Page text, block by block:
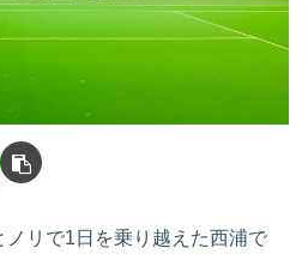
ノリで1日を乗り越えた西浦で